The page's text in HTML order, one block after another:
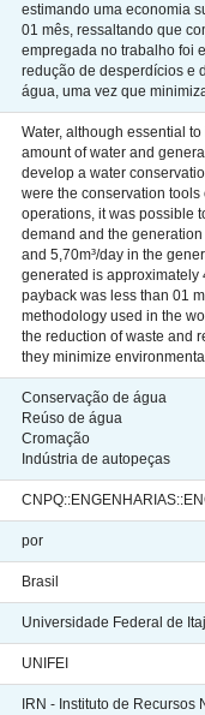
estimando uma economia
01 mês, ressaltando que
empregada no trabalho foi
redução de desperdícios e
água, uma vez que
Water, although essential
amount of water and
develop a water
were the conservation
operations, it was possible
demand and the
and 5,70m³/day in the
generated is approximately
payback was less than 01
methodology used in the
the reduction of waste and
they minimize
Conservação de água
Reúso de água
Cromação
Indústria de autopeças
por
Brasil
Universidade Federal de
UNIFEI
IRN - Instituto de Recursos